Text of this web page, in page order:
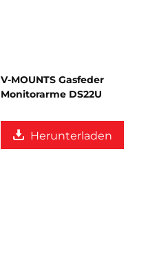
V-MOUNTS Gasfeder
Monitorarme DS22U
Herunterladen